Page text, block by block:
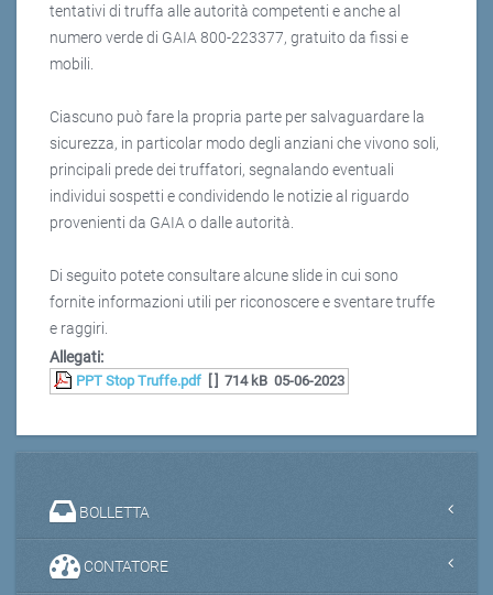
tentativi di truffa alle autorità competenti e anche al
numero verde di GAIA 800-223377, gratuito da fissi e
mobili.
Ciascuno può fare la propria parte per salvaguardare la
sicurezza, in particolar modo degli anziani che vivono soli,
principali prede dei truffatori, segnalando eventuali
individui sospetti e condividendo le notizie al riguardo
provenienti da GAIA o dalle autorità.
Di seguito potete consultare alcune slide in cui sono
fornite informazioni utili per riconoscere e sventare truffe
e raggiri.
Allegati:
PPT Stop Truffe.pdf 714 kB 05-06-2023
BOLLETTA
CONTATORE